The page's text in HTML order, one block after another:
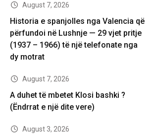
August 7, 2026
Historia e spanjolles nga Valencia që
përfundoi në Lushnje — 29 vjet pritje
(1937 – 1966) të një telefonate nga
dy motrat
August 7, 2026
A duhet të mbetet Klosi bashki ?
(Ëndrrat e një dite vere)
August 3, 2026